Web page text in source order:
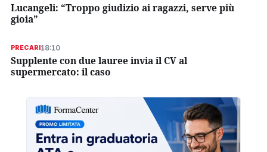
Lucangeli: “Troppo giudizio ai ragazzi, serve più
gioia”
PRECARI18:10
Supplente con due lauree invia il CV al
supermercato: il caso